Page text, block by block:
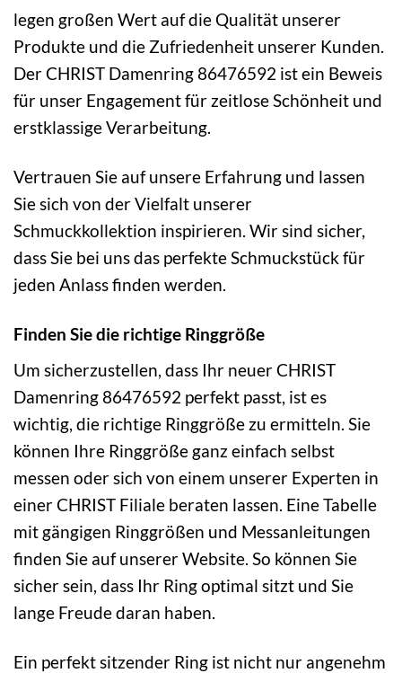
legen großen Wert auf die Qualität unserer
Produkte und die Zufriedenheit unserer Kunden.
Der CHRIST Damenring 86476592 ist ein Beweis
für unser Engagement für zeitlose Schönheit und
erstklassige Verarbeitung.
Vertrauen Sie auf unsere Erfahrung und lassen
Sie sich von der Vielfalt unserer
Schmuckkollektion inspirieren. Wir sind sicher,
dass Sie bei uns das perfekte Schmuckstück für
jeden Anlass finden werden.
Finden Sie die richtige Ringgröße
Um sicherzustellen, dass Ihr neuer CHRIST
Damenring 86476592 perfekt passt, ist es
wichtig, die richtige Ringgröße zu ermitteln. Sie
können Ihre Ringgröße ganz einfach selbst
messen oder sich von einem unserer Experten in
einer CHRIST Filiale beraten lassen. Eine Tabelle
mit gängigen Ringgrößen und Messanleitungen
finden Sie auf unserer Website. So können Sie
sicher sein, dass Ihr Ring optimal sitzt und Sie
lange Freude daran haben.
Ein perfekt sitzender Ring ist nicht nur angenehm